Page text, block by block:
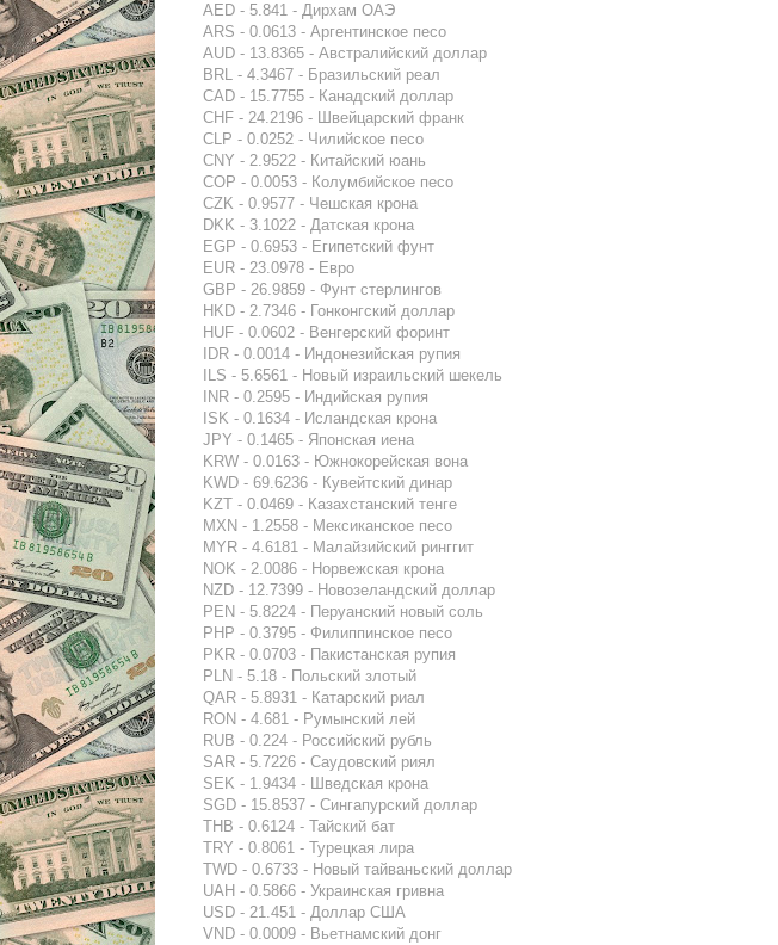
AED - 5.841 - Дирхам ОАЭ
ARS - 0.0613 - Аргентинское песо
AUD - 13.8365 - Австралийский доллар
BRL - 4.3467 - Бразильский реал
CAD - 15.7755 - Канадский доллар
CHF - 24.2196 - Швейцарский франк
CLP - 0.0252 - Чилийское песо
CNY - 2.9522 - Китайский юань
COP - 0.0053 - Колумбийское песо
CZK - 0.9577 - Чешская крона
DKK - 3.1022 - Датская крона
EGP - 0.6953 - Египетский фунт
EUR - 23.0978 - Евро
GBP - 26.9859 - Фунт стерлингов
HKD - 2.7346 - Гонконгский доллар
HUF - 0.0602 - Венгерский форинт
IDR - 0.0014 - Индонезийская рупия
ILS - 5.6561 - Новый израильский шекель
INR - 0.2595 - Индийская рупия
ISK - 0.1634 - Исландская крона
JPY - 0.1465 - Японская иена
KRW - 0.0163 - Южнокорейская вона
KWD - 69.6236 - Кувейтский динар
KZT - 0.0469 - Казахстанский тенге
MXN - 1.2558 - Мексиканское песо
MYR - 4.6181 - Малайзийский ринггит
NOK - 2.0086 - Норвежская крона
NZD - 12.7399 - Новозеландский доллар
PEN - 5.8224 - Перуанский новый соль
PHP - 0.3795 - Филиппинское песо
PKR - 0.0703 - Пакистанская рупия
PLN - 5.18 - Польский злотый
QAR - 5.8931 - Катарский риал
RON - 4.681 - Румынский лей
RUB - 0.224 - Российский рубль
SAR - 5.7226 - Саудовский риял
SEK - 1.9434 - Шведская крона
SGD - 15.8537 - Сингапурский доллар
THB - 0.6124 - Тайский бат
TRY - 0.8061 - Турецкая лира
TWD - 0.6733 - Новый тайваньский доллар
UAH - 0.5866 - Украинская гривна
USD - 21.451 - Доллар США
VND - 0.0009 - Вьетнамский донг